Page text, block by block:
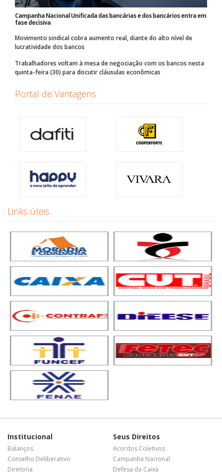
Campanha Nacional Unificada das bancárias e dos bancários entra em
fase decisiva
Movimento sindical cobra aumento real, diante do alto nível de
lucratividade dos bancos
Trabalhadores voltam à mesa de negociação com os bancos nesta
quinta-feira (30) para discutir cláusulas econômicas
Portal de Vantagens
Links úteis
Institucional
Balanços
Conselho Deliberativo
Diretoria
Seus Direitos
Acordos Coletivos
Campanha Nacional
Defesa da Caixa